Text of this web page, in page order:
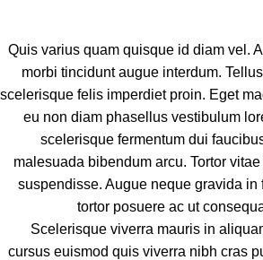
Quis varius quam quisque id diam vel.
morbi tincidunt augue interdum.
scelerisque felis imperdiet proin. Eget
eu non diam phasellus vestibulum
scelerisque fermentum dui
malesuada bibendum arcu. Tortor
suspendisse. Augue neque gravida in
tortor posuere ac ut
Scelerisque viverra mauris in
cursus euismod quis viverra nibh cras